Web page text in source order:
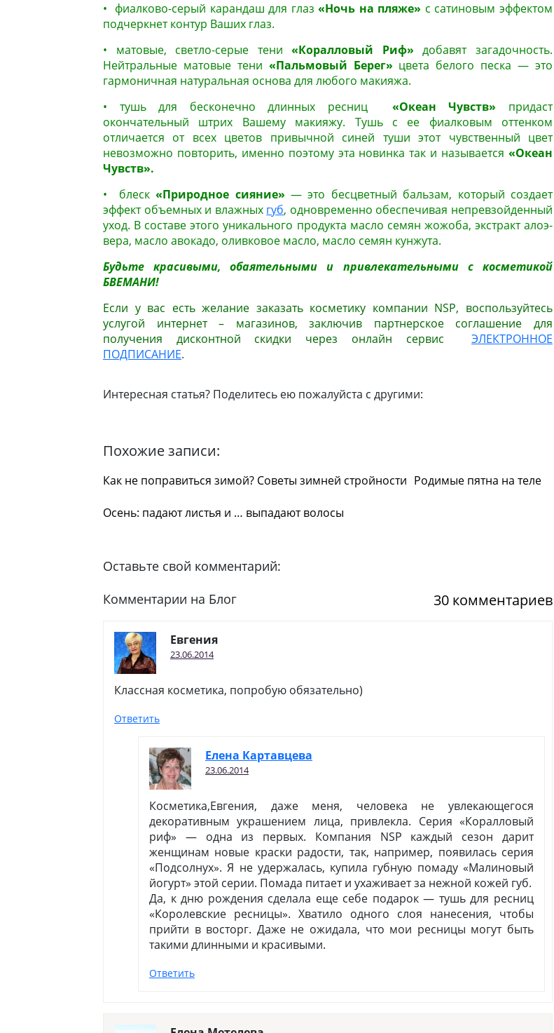
• фиалково-серый карандаш для глаз«Ночь на пляже» с сатиновым эффектом
подчеркнет контур Ваших глаз.
• матовые, светло-серые тени«Коралловый Риф» добавят загадочность.
Нейтральные матовые тени «Пальмовый Берег» цвета белого песка — это
гармоничная натуральная основа для любого макияжа.
• тушь для бесконечно длинных ресниц «Океан Чувств» придаст
окончательный штрих Вашему макияжу. Тушь с ее фиалковым оттенком
отличается от всех цветов привычной синей туши этот чувственный цвет
невозможно повторить, именно поэтому эта новинка так и называется «Океан
Чувств».
• блеск«Природное сияние» — это бесцветный бальзам, который создает
эффект объемных и влажных губ, одновременно обеспечивая непревзойденный
уход. В составе этого уникального продукта масло семян жожоба, экстракт алоэ-
вера, масло авокадо, оливковое масло, масло семян кунжута.
Будьте красивыми, обаятельными и привлекательными с косметикой
БВЕМАНИ!
Если у вас есть желание заказать косметику компании NSP, воспользуйтесь
услугой интернет – магазинов, заключив партнерское соглашение для
получения дисконтной скидки через онлайн сервис ЭЛЕКТРОННОЕ
ПОДПИСАНИЕ.
Интересная статья? Поделитесь ею пожалуйста с другими:
Похожие записи:
Как не поправиться зимой? Советы зимней стройности Родимые пятна на теле
Осень: падают листья и … выпадают волосы
Оставьте свой комментарий:
Комментарии на Блог
30 комментариев
Евгения
23.06.2014
Классная косметика, попробую обязательно)
Ответить
Елена Картавцева
23.06.2014
Косметика,Евгения, даже меня, человека не увлекающегося
декоративным украшением лица, привлекла. Серия «Коралловый
риф» — одна из первых. Компания NSP каждый сезон дарит
женщинам новые краски радости, так, например, появилась серия
«Подсолнух». Я не удержалась, купила губную помаду «Малиновый
йогурт» этой серии. Помада питает и ухаживает за нежной кожей губ.
Да, к дню рождения сделала еще себе подарок — тушь для ресниц
«Королевские ресницы». Хватило одного слоя нанесения, чтобы
прийти в восторг. Даже не ожидала, что мои ресницы могут быть
такими длинными и красивыми.
Ответить